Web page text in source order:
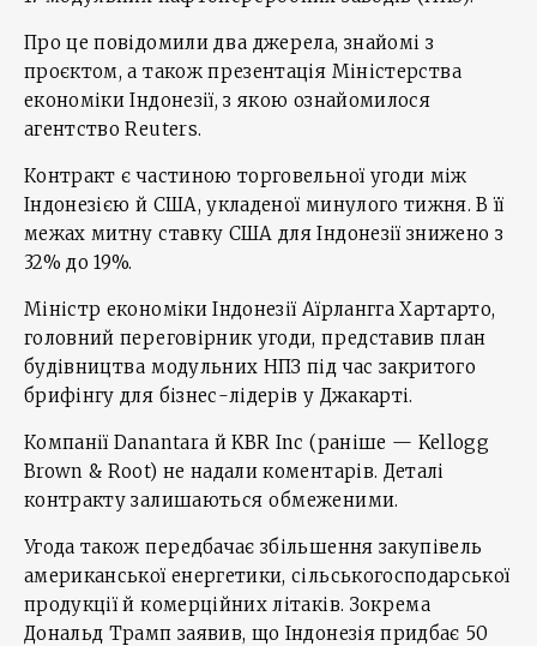
Про це повідомили два джерела, знайомі з
проєктом, а також презентація Міністерства
економіки Індонезії, з якою ознайомилося
агентство Reuters.
Контракт є частиною торговельної угоди між
Індонезією й США, укладеної минулого тижня. В її
межах митну ставку США для Індонезії знижено з
32% до 19%.
Міністр економіки Індонезії Аїрлангга Хартарто,
головний переговірник угоди, представив план
будівництва модульних НПЗ під час закритого
брифінгу для бізнес-лідерів у Джакарті.
Компанії Danantara й KBR Inc (раніше — Kellogg
Brown & Root) не надали коментарів. Деталі
контракту залишаються обмеженими.
Угода також передбачає збільшення закупівель
американської енергетики, сільськогосподарської
продукції й комерційних літаків. Зокрема
Дональд Трамп заявив, що Індонезія придбає 50